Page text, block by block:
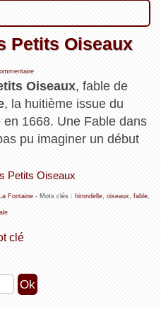
Petits Oiseaux
Oiseaux, fable de
, la huitième issue du
1668. Une Fable dans
pu imaginer un début
Petits Oiseaux
Fontaine- Mots clés : hirondelle, oiseaux, fable,
clé